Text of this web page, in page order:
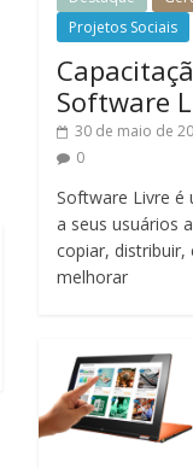
Projetos Sociais
Software
30 de maio de
0
Software Livre é
a seus usuários
copiar, distribuir,
melhorar